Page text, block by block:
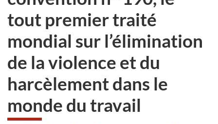
tout premier traité
mondial sur l’élimination
de la violence et du
harcèlement dans le
monde du travail